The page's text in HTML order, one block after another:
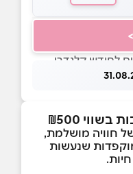
חוויה מושלמת,
שנעשות